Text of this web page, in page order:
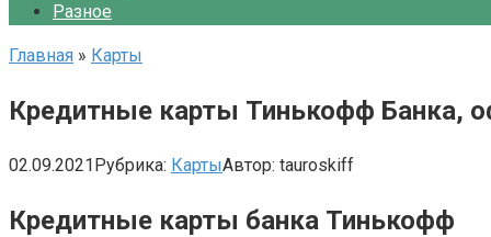
Разное
Главная » Карты
Кредитные карты Тинькофф Банка,
02.09.2021Рубрика: КартыАвтор: tauroskiff
Кредитные карты банка Тинькофф